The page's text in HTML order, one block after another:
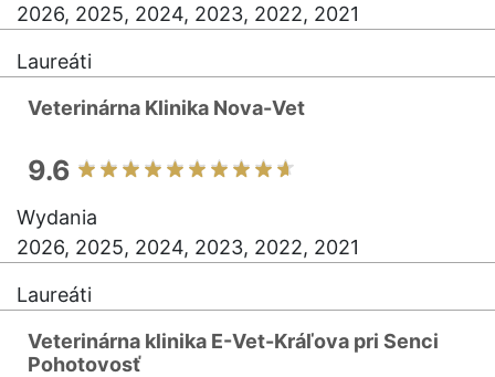
2026, 2025, 2024, 2023, 2022, 2021
Laureáti
Veterinárna Klinika Nova-Vet
9.6
Wydania
2026, 2025, 2024, 2023, 2022, 2021
Laureáti
Veterinárna klinika E-Vet-Kráľova pri Senci
Pohotovosť